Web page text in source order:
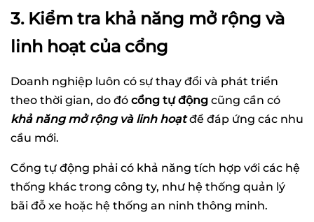
3. Kiểm tra khả năng mở rộng và
linh hoạt của cổng
Doanh nghiệp luôn có sự thay đổi và phát triển
theo thời gian, do đó cổng tự động cũng cần có
khả năng mở rộng và linh hoạtđể đáp ứng các nhu
cầu mới.
Cổng tự động phải có khả năng tích hợp với các hệ
thống khác trong công ty, như hệ thống quản lý
bãi đỗ xe hoặc hệ thống an ninh thông minh.